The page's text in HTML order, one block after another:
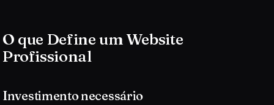
O que Define um Website
Profissional
Investimento necessário